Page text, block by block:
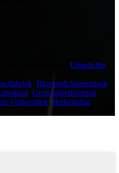
Uitgelichte
Bluetooth biometrisch
Gezichtsherkenning
Universiteit Herkenning